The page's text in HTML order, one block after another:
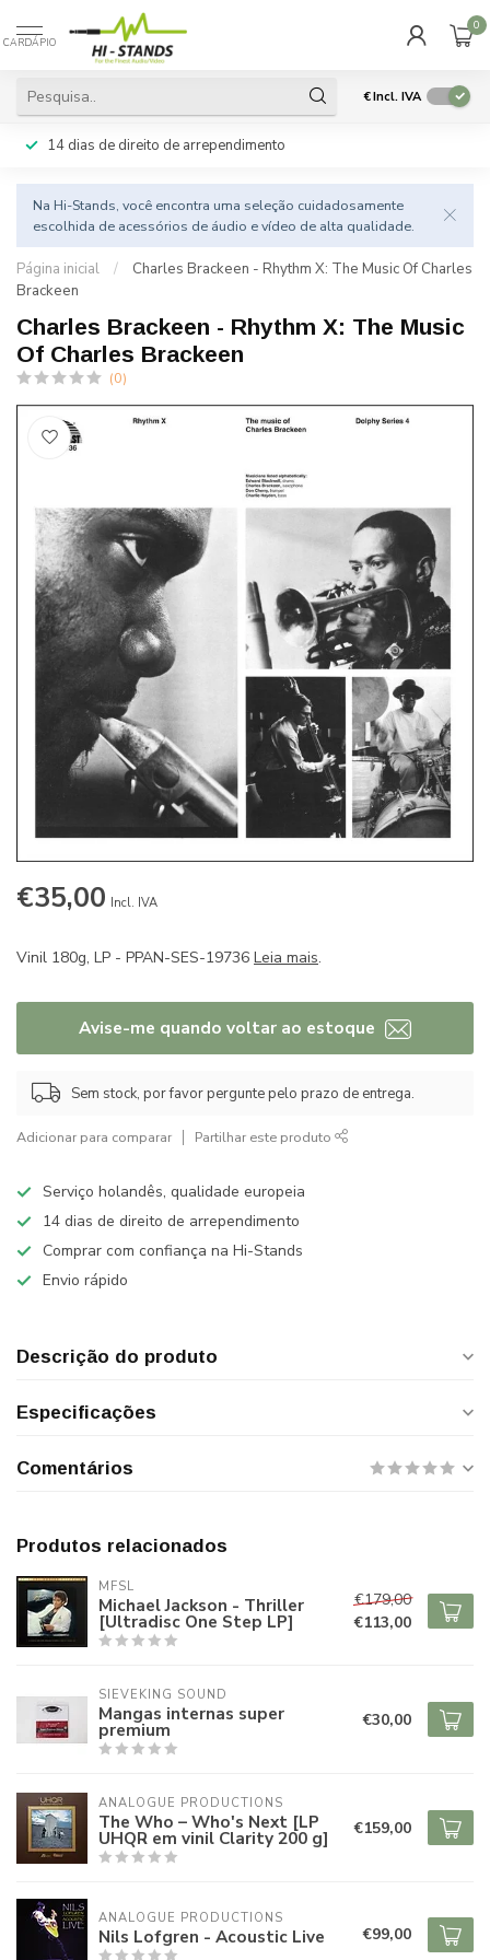
CARDÁPIO
0
€Incl. IVA
14 dias de direito de arrependimento
Na Hi-Stands, você encontra uma seleção cuidadosamente
escolhida de acessórios de áudio e vídeo de alta qualidade.
Página inicial /
Charles Brackeen - Rhythm X: The Music Of Charles
Brackeen
Charles Brackeen - Rhythm X: The Music
Of Charles Brackeen
(0)
€35,00 Incl. IVA
Vinil 180g, LP - PPAN-SES-19736 Leia mais.
Avise-me quando voltar ao estoque
Sem stock, por favor pergunte pelo prazo de entrega.
Adicionar para comparar Partilhar este produto
Serviço holandês, qualidade europeia
14 dias de direito de arrependimento
Comprar com confiança na Hi-Stands
Envio rápido
Descrição do produto
Especificações
Comentários
Produtos relacionados
MFSL
Michael Jackson - Thriller
[Ultradisc One Step LP]
€179,00
€113,00
SIEVEKING SOUND
Mangas internas super
premium €30,00
ANALOGUE PRODUCTIONS
The Who – Who's Next [LP
UHQR em vinil Clarity 200 g] €159,00
ANALOGUE PRODUCTIONS
Nils Lofgren - Acoustic Live €99,00